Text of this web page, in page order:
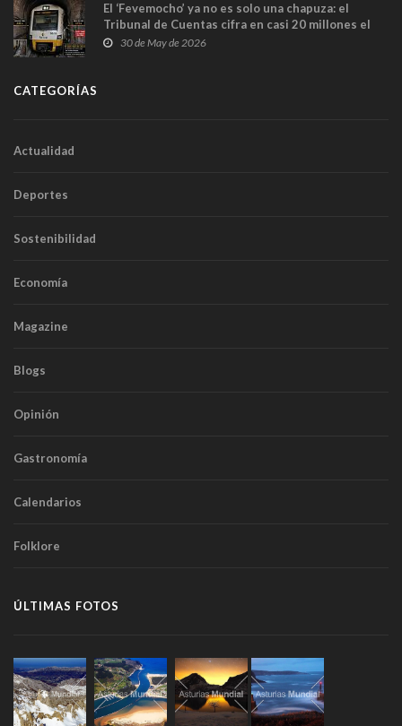
El ‘Fevemocho’ ya no es solo una chapuza: el
Tribunal de Cuentas cifra en casi 20 millones el
sobrecoste de los trenes que no cabían por los
30 de May de 2026
CATEGORÍAS
Actualidad
Deportes
Sostenibilidad
Economía
Magazine
Blogs
Opinión
Gastronomía
Calendarios
Folklore
ÚLTIMAS FOTOS